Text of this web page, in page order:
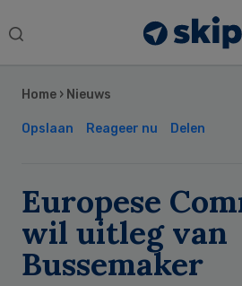
Search
Home › Nieuws
Opslaan Reageer nu Delen
Europese
wil uitleg van
Bussemaker
Sidebar